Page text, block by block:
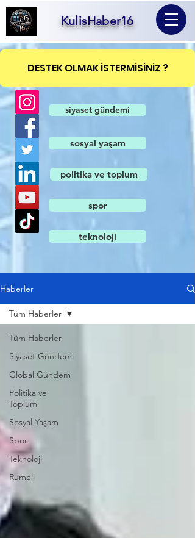
KulisHaber16
DESTEK OLMAK İSTERMİSİNİZ ?
siyaset gündemi
sosyal yaşam
politika ve toplum
spor
teknoloji
Haberler
Tüm Haberler
Siyaset Gündemi
Global Gündem
Politika ve
Toplum
Sosyal Yaşam
Spor
Teknoloji
Rumeli
Tüm Haberler